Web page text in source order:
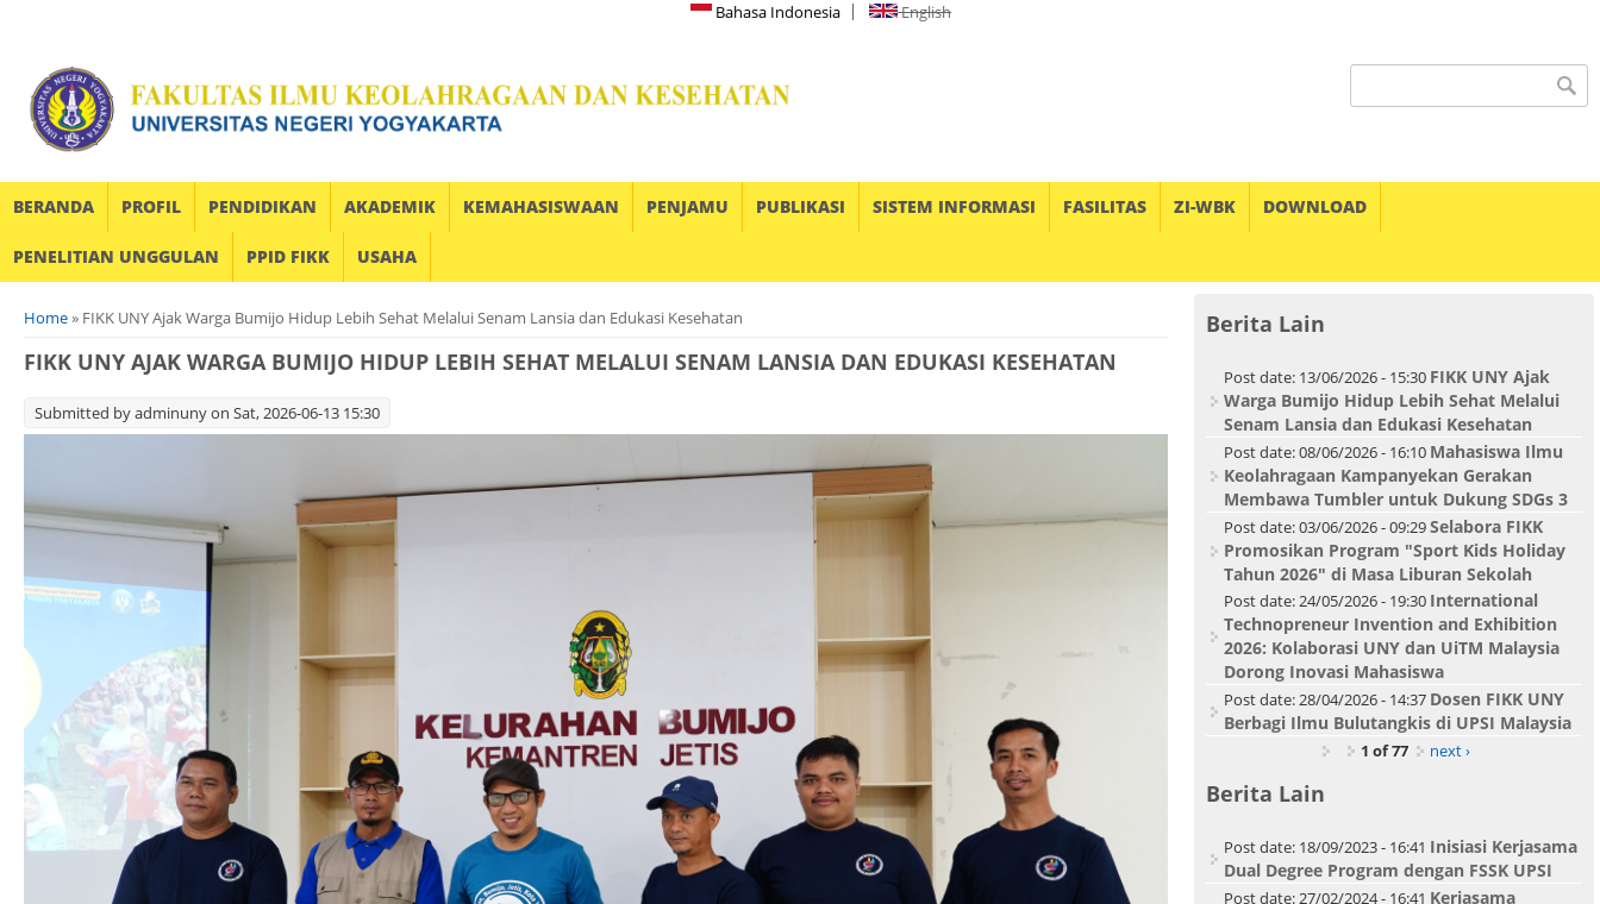
Bahasa Indonesia English
Search form
BERANDA PROFIL PENDIDIKAN AKADEMIK KEMAHASISWAAN PENJAMU PUBLIKASI SISTEM INFORMASI FASILITAS ZI-WBK DOWNLOAD
PENELITIAN UNGGULAN PPID FIKK USAHA
You are here
Home» FIKK UNY Ajak Warga Bumijo Hidup Lebih Sehat Melalui Senam Lansia dan Edukasi Kesehatan
FIKK UNY AJAK WARGA BUMIJO HIDUP LEBIH SEHAT MELALUI SENAM LANSIA DAN EDUKASI KESEHATAN
Submitted byadminunyon Sat, 2026-06-13 15:30
Berita Lain
Post date: 13/06/2026 - 15:30 FIKK UNY Ajak
Warga Bumijo Hidup Lebih Sehat Melalui
Senam Lansia dan Edukasi Kesehatan
Post date:08/06/2026 - 16:10 Mahasiswa Ilmu
Keolahragaan Kampanyekan Gerakan
Membawa Tumbler untuk Dukung SDGs 3
Post date:03/06/2026 - 09:29Selabora FIKK
Promosikan Program "Sport Kids Holiday
Tahun 2026" di Masa Liburan Sekolah
Post date:24/05/2026 - 19:30 International
Technopreneur Invention and Exhibition
2026: Kolaborasi UNY dan UiTM Malaysia
Dorong Inovasi Mahasiswa
Post date:28/04/2026 - 14:37 Dosen FIKK UNY
Berbagi Ilmu Bulutangkis di UPSI Malaysia
1 of 77 next ›
Berita Lain
Post date: 18/09/2023 - 16:41 Inisiasi Kerjasama
Dual Degree Program dengan FSSK UPSI
Post date:27/02/2024 - 16:41 Kerjasama